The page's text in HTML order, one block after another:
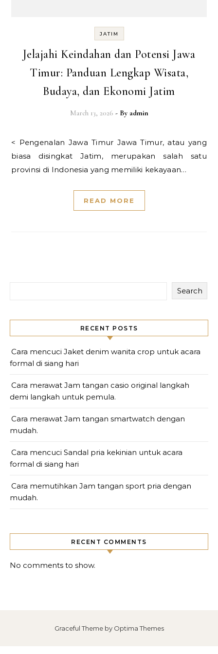
JATIM
Jelajahi Keindahan dan Potensi Jawa
Timur: Panduan Lengkap Wisata,
Budaya, dan Ekonomi Jatim
March 13, 2026 - By admin
< Pengenalan Jawa Timur Jawa Timur, atau yang
biasa disingkat Jatim, merupakan salah satu
provinsi di Indonesia yang memiliki kekayaan…
READ MORE
Search
RECENT POSTS
Cara mencuci Jaket denim wanita crop untuk acara
formal di siang hari
Cara merawat Jam tangan casio original langkah
demi langkah untuk pemula.
Cara merawat Jam tangan smartwatch dengan
mudah.
Cara mencuci Sandal pria kekinian untuk acara
formal di siang hari
Cara memutihkan Jam tangan sport pria dengan
mudah.
RECENT COMMENTS
No comments to show.
Graceful Theme by Optima Themes